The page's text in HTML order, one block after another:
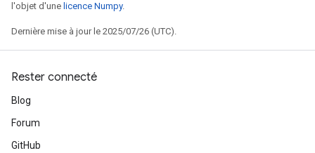
l'objet d'une licence Numpy.
Dernière mise à jour le 2025/07/26 (UTC).
Rester connecté
Blog
Forum
GitHub